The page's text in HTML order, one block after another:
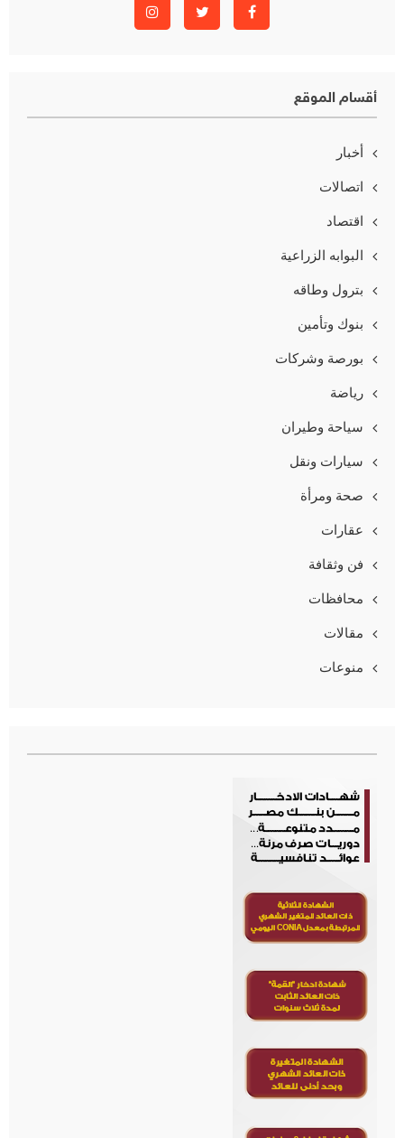
أقسام الموقع
أخبار
اتصالات
اقتصاد
البوابه الزراعية
بترول وطاقه
بنوك وتأمين
بورصة وشركات
رياضة
سياحة وطيران
سيارات ونقل
صحة ومرأة
عقارات
فن وثقافة
محافظات
مقالات
منوعات